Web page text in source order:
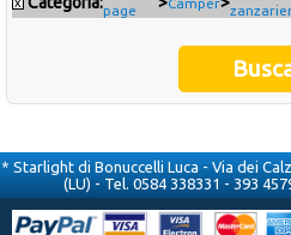
Offerte del mese
Cataloghi fornitori
page
* Starlight di Bonuccelli Luca - Via dei
(LU) - Tel. 0584 338331 - 393